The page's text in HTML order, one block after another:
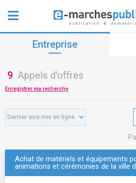
Entreprise
9 Appels d'offres
Enregistrer ma recherche
Achat de matériels et équipements
animations et cérémonies de la ville